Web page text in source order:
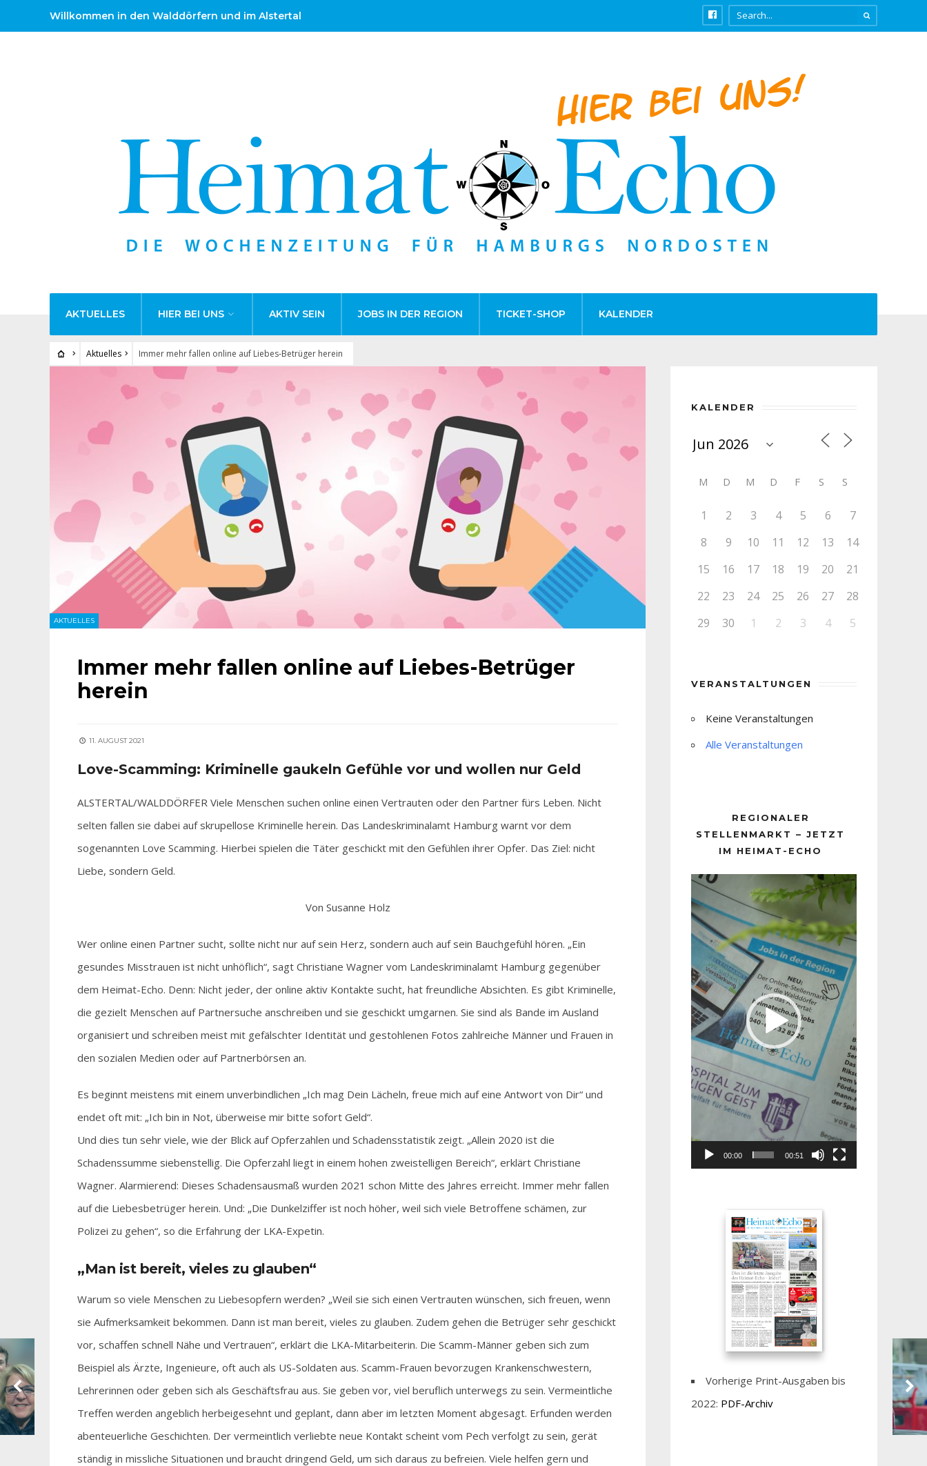
Willkommen in den Walddörfern und im Alstertal
AKTUELLES HIER BEI UNS AKTIV SEIN JOBS IN DER REGION TICKET-SHOP KALENDER
Aktuelles Immer mehr fallen online auf Liebes-Betrüger herein
AKTUELLES
Immer mehr fallen online auf Liebes-Betrüger
herein
11. AUGUST 2021
Love-Scamming: Kriminelle gaukeln Gefühle vor und wollen nur Geld
ALSTERTAL/WALDDÖRFER Viele Menschen suchen online einen Vertrauten oder den Partner fürs Leben. Nicht
selten fallen sie dabei auf skrupellose Kriminelle herein. Das Landeskriminalamt Hamburg warnt vor dem
sogenannten Love Scamming. Hierbei spielen die Täter geschickt mit den Gefühlen ihrer Opfer. Das Ziel: nicht
Liebe, sondern Geld.
Von Susanne Holz
Wer online einen Partner sucht, sollte nicht nur auf sein Herz, sondern auch auf sein Bauchgefühl hören. „Ein
gesundes Misstrauen ist nicht unhöflich“, sagt Christiane Wagner vom Landeskriminalamt Hamburg gegenüber
dem Heimat-Echo. Denn: Nicht jeder, der online aktiv Kontakte sucht, hat freundliche Absichten. Es gibt Kriminelle,
die gezielt Menschen auf Partnersuche anschreiben und sie geschickt umgarnen. Sie sind als Bande im Ausland
organisiert und schreiben meist mit gefälschter Identität und gestohlenen Fotos zahlreiche Männer und Frauen in
den sozialen Medien oder auf Partnerbörsen an.
Es beginnt meistens mit einem unverbindlichen „Ich mag Dein Lächeln, freue mich auf eine Antwort von Dir“ und
endet oft mit: „Ich bin in Not, überweise mir bitte sofort Geld“.
Und dies tun sehr viele, wie der Blick auf Opferzahlen und Schadensstatistik zeigt. „Allein 2020 ist die
Schadenssumme siebenstellig. Die Opferzahl liegt in einem hohen zweistelligen Bereich“, erklärt Christiane
Wagner. Alarmierend: Dieses Schadensausmaß wurden 2021 schon Mitte des Jahres erreicht. Immer mehr fallen
auf die Liebesbetrüger herein. Und: „Die Dunkelziffer ist noch höher, weil sich viele Betroffene schämen, zur
Polizei zu gehen“, so die Erfahrung der LKA-Expetin.
„Man ist bereit, vieles zu glauben“
Warum so viele Menschen zu Liebesopfern werden? „Weil sie sich einen Vertrauten wünschen, sich freuen, wenn
sie Aufmerksamkeit bekommen. Dann ist man bereit, vieles zu glauben. Zudem gehen die Betrüger sehr geschickt
vor, schaffen schnell Nähe und Vertrauen“, erklärt die LKA-Mitarbeiterin. Die Scamm-Männer geben sich zum
Beispiel als Ärzte, Ingenieure, oft auch als US-Soldaten aus. Scamm-Frauen bevorzugen Krankenschwestern,
Lehrerinnen oder geben sich als Geschäftsfrau aus. Sie geben vor, viel beruflich unterwegs zu sein. Vermeintliche
Treffen werden angeblich herbeigesehnt und geplant, dann aber im letzten Moment abgesagt. Erfunden werden
abenteuerliche Geschichten. Der vermeintlich verliebte neue Kontakt scheint vom Pech verfolgt zu sein, gerät
ständig in missliche Situationen und braucht dringend Geld, um sich daraus zu befreien. Viele helfen gern und
KALENDER
M D M D F S S
1 2 3 4 5 6
7
8
9 10 11 12 13
14
15
16 17 18 19 20
21
22
23 24 25 26 27
28
29
30 1 2 3 4 5
VERANSTALTUNGEN
Keine Veranstaltungen
Alle Veranstaltungen
REGIONALER
STELLENMARKT – JETZT
IM HEIMAT-ECHO
Player
00:00 00:51
Vorherige Print-Ausgaben bis
2022: PDF-Archiv